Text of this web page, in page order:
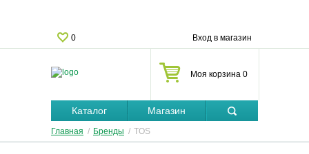
0 Вход в магазин
Моя корзина 0
Каталог Магазин
Главная / Бренды / TOS